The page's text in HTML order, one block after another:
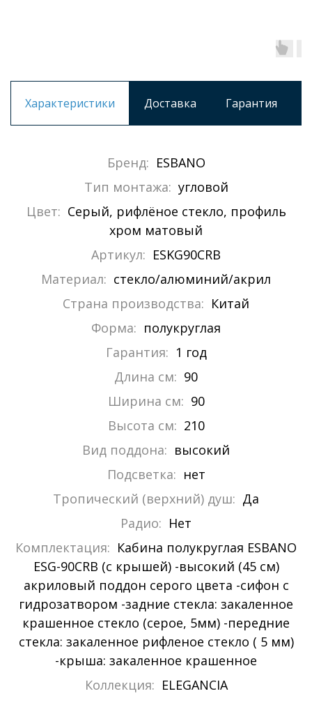
Характеристики Доставка Гарантия
Бренд: ESBANO
Тип монтажа: угловой
Цвет: Серый, рифлёное стекло, профиль
хром матовый
Артикул: ESKG90CRB
Материал: стекло/алюминий/акрил
Страна производства: Китай
Форма: полукруглая
Гарантия: 1 год
Длина см: 90
Ширина см: 90
Высота см: 210
Вид поддона: высокий
Подсветка: нет
Тропический (верхний) душ: Да
Радио: Нет
Комплектация: Кабина полукруглая ESBANO
ESG-90CRB (с крышей) -высокий (45 см)
акриловый поддон серого цвета -сифон с
гидрозатвором -задние стекла: закаленное
крашенное стекло (серое, 5мм) -передние
стекла: закаленное рифленое стекло ( 5 мм)
-крыша: закаленное крашенное
Коллекция: ELEGANCIA